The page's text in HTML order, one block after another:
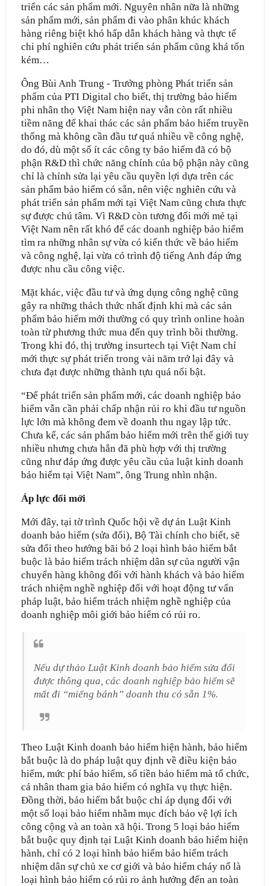
triển các sản phẩm mới. Nguyên nhân nữa là những
sản phẩm mới, sản phẩm đi vào phân khúc khách
hàng riêng biệt khó hấp dẫn khách hàng và thực tế
chi phí nghiên cứu phát triển sản phẩm cũng khá tốn
kém…
Ông Bùi Anh Trung - Trưởng phòng Phát triển sản
phẩm của PTI Digital cho biết, thị trường bảo hiểm
phi nhân thọ Việt Nam hiện nay vẫn còn rất nhiều
tiềm năng để khai thác các sản phẩm bảo hiểm truyền
thống mà không cần đầu tư quá nhiều về công nghệ,
do đó, dù một số ít các công ty bảo hiểm đã có bộ
phận R&D thì chức năng chính của bộ phận này cũng
chỉ là chỉnh sửa lại yêu cầu quyền lợi dựa trên các
sản phẩm bảo hiểm có sẵn, nên việc nghiên cứu và
phát triển sản phẩm mới tại Việt Nam cũng chưa thực
sự được chú tâm. Vì R&D còn tương đối mới mẻ tại
Việt Nam nên rất khó để các doanh nghiệp bảo hiểm
tìm ra những nhân sự vừa có kiến thức về bảo hiểm
và công nghệ, lại vừa có trình độ tiếng Anh đáp ứng
được nhu cầu công việc.
Mặt khác, việc đầu tư và ứng dụng công nghệ cũng
gây ra những thách thức nhất định khi mà các sản
phẩm bảo hiểm mới thường có quy trình online hoàn
toàn từ phương thức mua đến quy trình bồi thường.
Trong khi đó, thị trường insurtech tại Việt Nam chỉ
mới thực sự phát triển trong vài năm trở lại đây và
chưa đạt được những thành tựu quá nổi bật.
“Để phát triển sản phẩm mới, các doanh nghiệp bảo
hiểm vẫn cần phải chấp nhận rủi ro khi đầu tư nguồn
lực lớn mà không đem về doanh thu ngay lập tức.
Chưa kể, các sản phẩm bảo hiểm mới trên thế giới tuy
nhiều nhưng chưa hẳn đã phù hợp với thị trường
cũng như đáp ứng được yêu cầu của luật kinh doanh
bảo hiểm tại Việt Nam”, ông Trung nhìn nhận.
Áp lực đổi mới
Mới đây, tại tờ trình Quốc hội về dự án Luật Kinh
doanh bảo hiểm (sửa đổi), Bộ Tài chính cho biết, sẽ
sửa đổi theo hướng bãi bỏ 2 loại hình bảo hiểm bắt
buộc là bảo hiểm trách nhiệm dân sự của người vận
chuyển hàng không đối với hành khách và bảo hiểm
trách nhiệm nghề nghiệp đối với hoạt động tư vấn
pháp luật, bảo hiểm trách nhiệm nghề nghiệp của
doanh nghiệp môi giới bảo hiểm có rủi ro.
Nếu dự thảo Luật Kinh doanh bảo hiểm sửa đổi
được thông qua, các doanh nghiệp bảo hiểm sẽ
mất đi “miếng bánh” doanh thu có sẵn 1%.
Theo Luật Kinh doanh bảo hiểm hiện hành, bảo hiểm
bắt buộc là do pháp luật quy định về điều kiện bảo
hiểm, mức phí bảo hiểm, số tiền bảo hiểm mà tổ chức,
cá nhân tham gia bảo hiểm có nghĩa vụ thực hiện.
Đồng thời, bảo hiểm bắt buộc chỉ áp dụng đối với
một số loại bảo hiểm nhằm mục đích bảo vệ lợi ích
công cộng và an toàn xã hội. Trong 5 loại bảo hiểm
bắt buộc quy định tại Luật Kinh doanh bảo hiểm hiện
hành, chỉ có 2 loại hình bảo hiểm bảo hiểm trách
nhiệm dân sự chủ xe cơ giới và bảo hiểm cháy nổ là
loại hình bảo hiểm có rủi ro ảnh hưởng đến an toàn